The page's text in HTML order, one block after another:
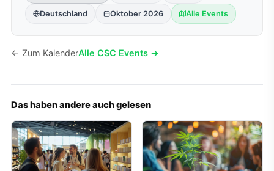
Deutschland Oktober 2026 Alle Events
← Zum KalenderAlle CSC Events →
Das haben andere auch gelesen